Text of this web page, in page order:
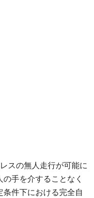
スの無人走行が可能に
手を介することなく
件下における完全自